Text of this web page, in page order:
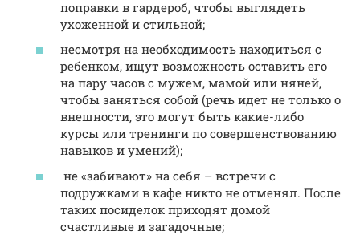
поправки в гардероб, чтобы выглядеть
ухоженной и стильной;
несмотря на необходимость находиться с
ребенком, ищут возможность оставить его
на пару часов с мужем, мамой или няней,
чтобы заняться собой (речь идет не только о
внешности, это могут быть какие-либо
курсы или тренинги по совершенствованию
навыков и умений);
не «забивают» на себя – встречи с
подружками в кафе никто не отменял. После
таких посиделок приходят домой
счастливые и загадочные;